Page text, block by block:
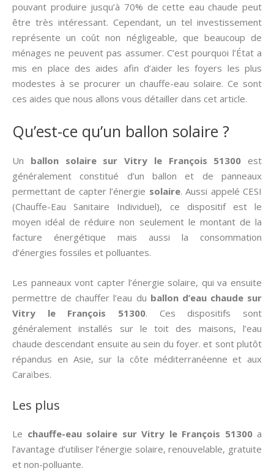
pouvant produire jusqu’à 70% de cette eau chaude peut
être très intéressant. Cependant, un tel investissement
représente un coût non négligeable, que beaucoup de
ménages ne peuvent pas assumer. C’est pourquoi l’État a
mis en place des aides afin d’aider les foyers les plus
modestes à se procurer un chauffe-eau solaire. Ce sont
ces aides que nous allons vous détailler dans cet article.
Qu’est-ce qu’un ballon solaire ?
Un ballon solaire sur Vitry le François 51300 est
généralement constitué d’un ballon et de panneaux
permettant de capter l’énergie solaire. Aussi appelé CESI
(Chauffe-Eau Sanitaire Individuel), ce dispositif est le
moyen idéal de réduire non seulement le montant de la
facture énergétique mais aussi la consommation
d’énergies fossiles et polluantes.
Les panneaux vont capter l’énergie solaire, qui va ensuite
permettre de chauffer l’eau du ballon d’eau chaude sur
Vitry le François 51300. Ces dispositifs sont
généralement installés sur le toit des maisons, l’eau
chaude descendant ensuite au sein du foyer. et sont plutôt
répandus en Asie, sur la côte méditerranéenne et aux
Caraïbes.
Les plus
Le chauffe-eau solaire sur Vitry le François 51300a
l’avantage d’utiliser l’énergie solaire, renouvelable, gratuite
et non-polluante.